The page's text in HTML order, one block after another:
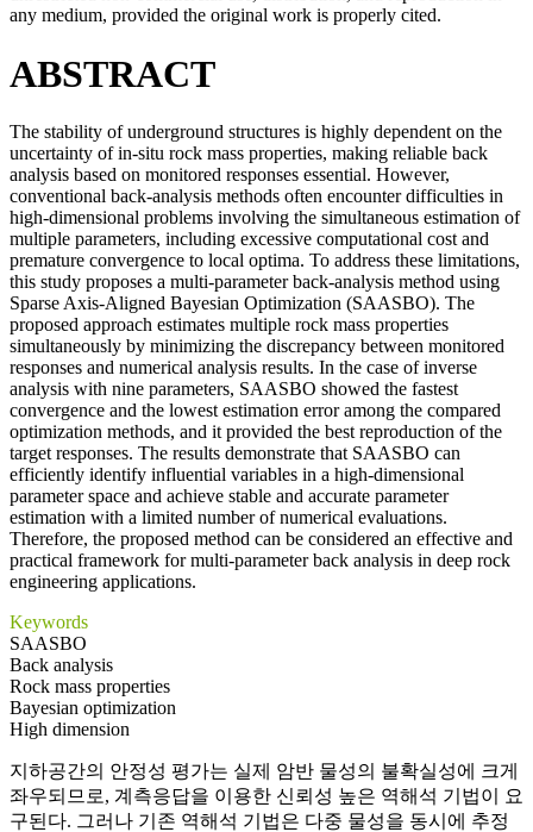
any medium, provided the original work is properly cited.
ABSTRACT
The stability of underground structures is highly dependent on the
uncertainty of in-situ rock mass properties, making reliable back
analysis based on monitored responses essential. However,
conventional back-analysis methods often encounter difficulties in
high-dimensional problems involving the simultaneous estimation of
multiple parameters, including excessive computational cost and
premature convergence to local optima. To address these limitations,
this study proposes a multi-parameter back-analysis method using
Sparse Axis-Aligned Bayesian Optimization (SAASBO). The
proposed approach estimates multiple rock mass properties
simultaneously by minimizing the discrepancy between monitored
responses and numerical analysis results. In the case of inverse
analysis with nine parameters, SAASBO showed the fastest
convergence and the lowest estimation error among the compared
optimization methods, and it provided the best reproduction of the
target responses. The results demonstrate that SAASBO can
efficiently identify influential variables in a high-dimensional
parameter space and achieve stable and accurate parameter
estimation with a limited number of numerical evaluations.
Therefore, the proposed method can be considered an effective and
practical framework for multi-parameter back analysis in deep rock
engineering applications.
Keywords
SAASBO
Back analysis
Rock mass properties
Bayesian optimization
High dimension
지하공간의 안정성 평가는 실제 암반 물성의 불확실성에 크게
좌우되므로, 계측응답을 이용한 신뢰성 높은 역해석 기법이 요
구된다. 그러나 기존 역해석 기법은 다중 물성을 동시에 추정